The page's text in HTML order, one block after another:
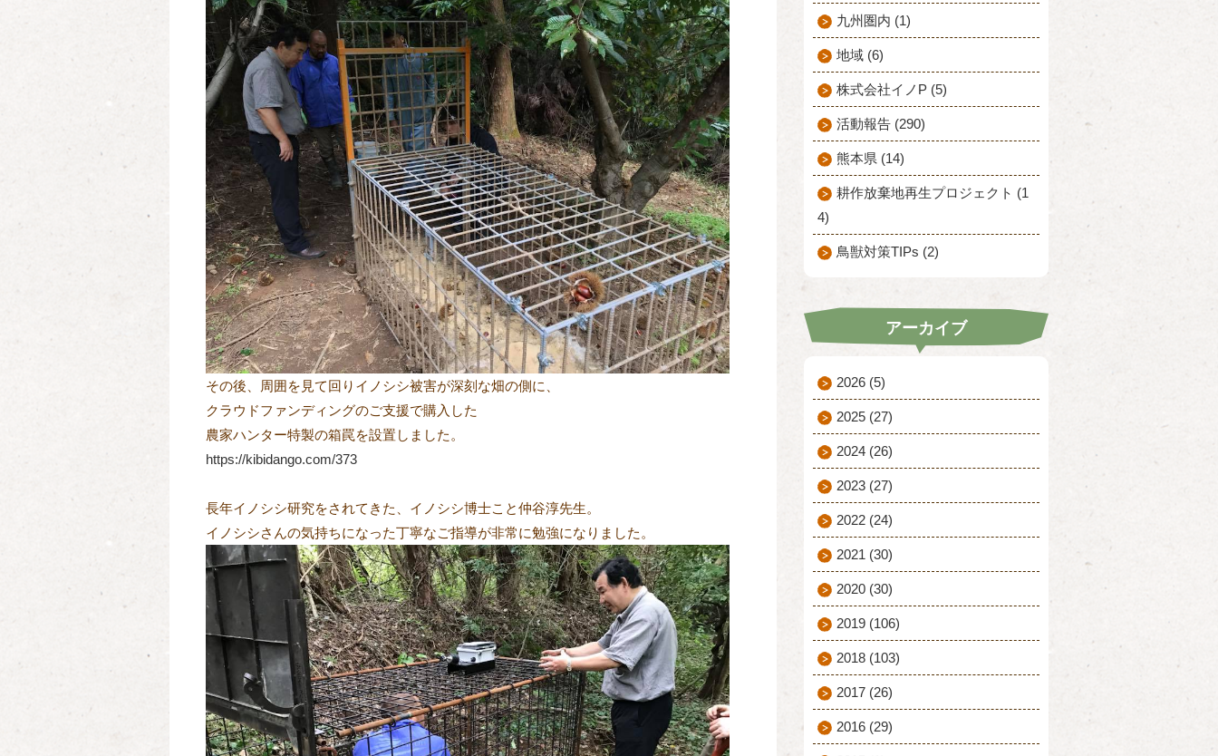
その後、周囲を見て回りイノシシ被害が深刻な畑の側に、
クラウドファンディングのご支援で購入した
農家ハンター特製の箱罠を設置しました。
https://kibidango.com/373
長年イノシシ研究をされてきた、イノシシ博士こと仲谷淳先生。
イノシシさんの気持ちになった丁寧なご指導が非常に勉強になりました。
九州圏内 (1)
地域 (6)
株式会社イノP (5)
活動報告 (290)
熊本県 (14)
耕作放棄地再生プロジェクト (1
4)
鳥獣対策TIPs (2)
アーカイブ
2026 (5)
2025 (27)
2024 (26)
2023 (27)
2022 (24)
2021 (30)
2020 (30)
2019 (106)
2018 (103)
2017 (26)
2016 (29)